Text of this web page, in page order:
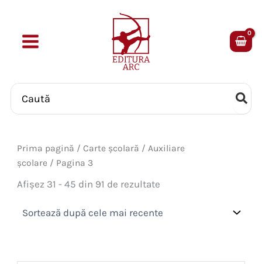
content
Search
for:
Prima pagină / Carte școlară / Auxiliare
școlare / Pagina 3
Afișez 31 - 45 din 91 de rezultate
mai